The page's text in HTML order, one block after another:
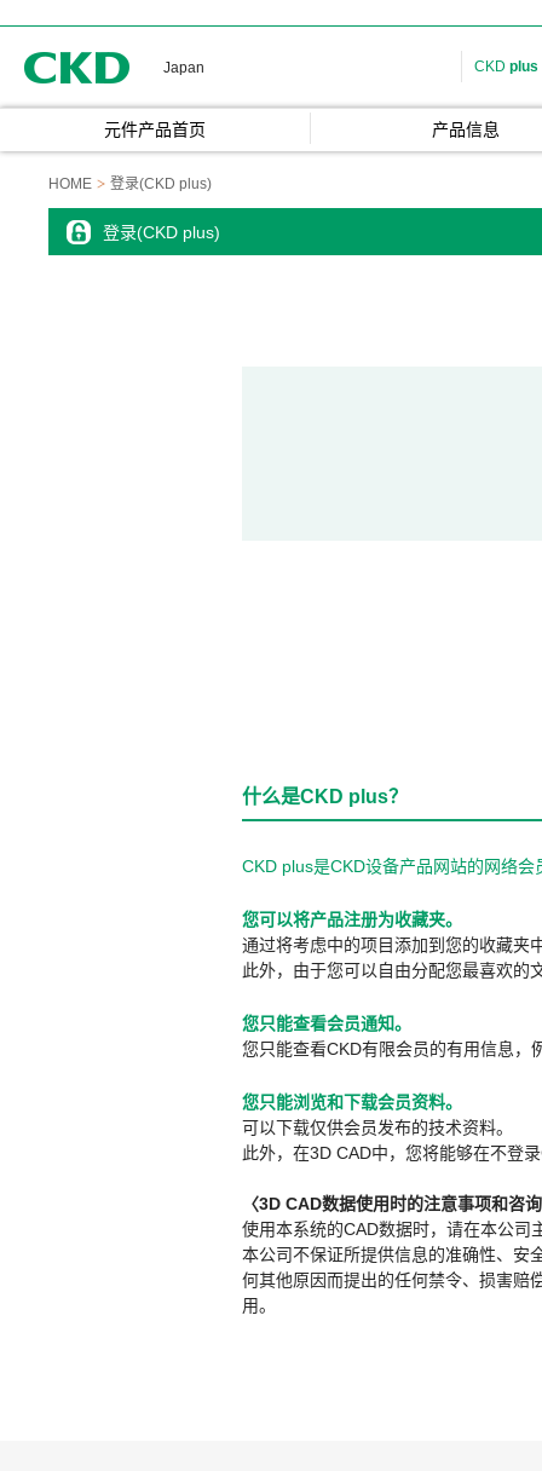
Japan CKD plus
元件产品首页 产品信息
HOME 登录(CKD plus)
登录(CKD plus)
什么是CKD plus？
CKD plus是CKD设备产品网站的网络
您可以将产品注册为收藏夹。
通过将考虑中的项目添加到您的收藏夹
此外，由于您可以自由分配您最喜欢的
您只能查看会员通知。
您只能查看CKD有限会员的有用信息，
您只能浏览和下载会员资料。
可以下载仅供会员发布的技术资料。
此外，在3D CAD中，您将能够在不登
〈3D CAD数据使用时的注意事项和咨
使用本系统的CAD数据时，请在本公司
本公司不保证所提供信息的准确性、安
何其他原因而提出的任何禁令、损害赔
用。